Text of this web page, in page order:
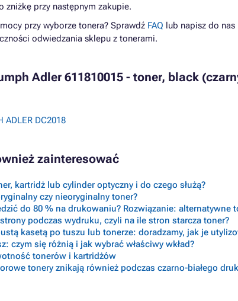
zniżkę przy następnym zakupie.
przy wyborze tonera? Sprawdź FAQ lub napisz do
odwiedzania sklepu z tonerami.
Adler 611810015 - toner, black
ADLER DC2018
zainteresować
kartridż lub cylinder optyczny i do czego służą?
czy nieoryginalny toner?
do 80 % na drukowaniu? Rozwiązanie: alternatywne
podczas wydruku, czyli na ile stron starcza toner?
kasetą po tuszu lub tonerze: doradzamy, jak je
czym się różnią i jak wybrać właściwy wkład?
tonerów i kartridżów
tonery znikają również podczas czarno-białego